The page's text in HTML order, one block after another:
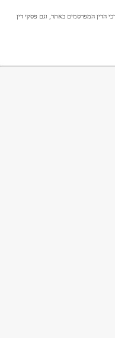
הדין המפרסמים באתר, וגם פסקי דין